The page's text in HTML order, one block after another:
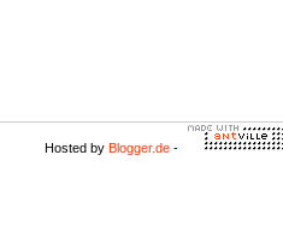
Hosted by Blogger.de -